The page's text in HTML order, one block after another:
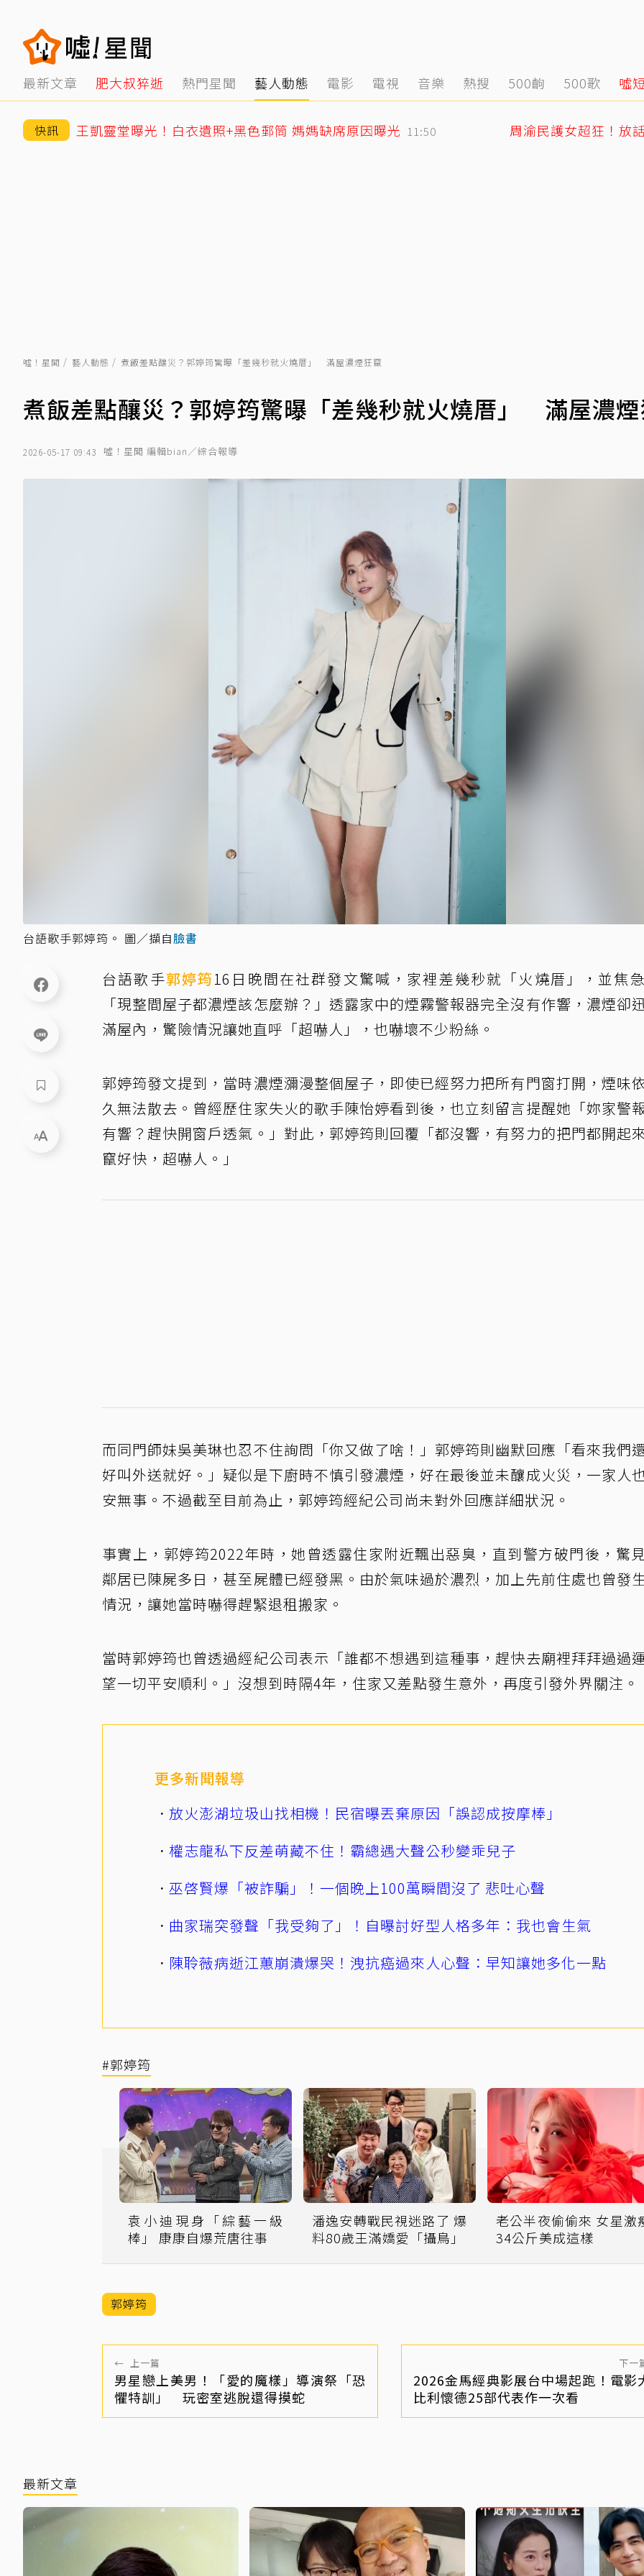
最新文章 肥大叔猝逝 熱門星聞 藝人動態 電影 電視 音樂 熱搜 500齣 500歌 噓
快訊 王凱靈堂曝光！白衣遺照+黑色郵筒 媽媽缺席原因曝光 11:50 周渝民護女超狂！放
噓！星聞 藝人動態 煮飯差點釀災？郭婷筠驚曝「差幾秒就火燒厝」 滿屋濃煙狂竄
煮飯差點釀災？郭婷筠驚曝「差幾秒就火燒厝」 滿屋濃
2026-05-17 09:43 噓！星聞 編輯bian／綜合報導
台語歌手郭婷筠。 圖／擷自臉書
台語歌手郭婷筠16日晚間在社群發文驚喊，家裡差幾秒就「火燒厝」，並焦
「現整間屋子都濃煙該怎麼辦？」透露家中的煙霧警報器完全沒有作響，濃煙卻
滿屋內，驚險情況讓她直呼「超嚇人」，也嚇壞不少粉絲。
郭婷筠發文提到，當時濃煙瀰漫整個屋子，即使已經努力把所有門窗打開，煙味
久無法散去。曾經歷住家失火的歌手陳怡婷看到後，也立刻留言提醒她「妳家警
有響？趕快開窗戶透氣。」對此，郭婷筠則回覆「都沒響，有努力的把門都開起
竄好快，超嚇人。」
而同門師妹吳美琳也忍不住詢問「你又做了啥！」郭婷筠則幽默回應「看來我們
好叫外送就好。」疑似是下廚時不慎引發濃煙，好在最後並未釀成火災，一家人
安無事。不過截至目前為止，郭婷筠經紀公司尚未對外回應詳細狀況。
事實上，郭婷筠2022年時，她曾透露住家附近飄出惡臭，直到警方破門後，驚
鄰居已陳屍多日，甚至屍體已經發黑。由於氣味過於濃烈，加上先前住處也曾發
情況，讓她當時嚇得趕緊退租搬家。
當時郭婷筠也曾透過經紀公司表示「誰都不想遇到這種事，趕快去廟裡拜拜過過
望一切平安順利。」沒想到時隔4年，住家又差點發生意外，再度引發外界關注。
更多新聞報導
放火澎湖垃圾山找相機！民宿曝丟棄原因「誤認成按摩棒」
權志龍私下反差萌藏不住！霸總遇大聲公秒變乖兒子
巫啓賢爆「被詐騙」！一個晚上100萬瞬間沒了 悲吐心聲
曲家瑞突發聲「我受夠了」！自曝討好型人格多年：我也會生氣
陳聆薇病逝江蕙崩潰爆哭！洩抗癌過來人心聲：早知讓她多化一點
#郭婷筠
袁小迪現身「綜藝一級
棒」 康康自爆荒唐往事
潘逸安轉戰民視迷路了 爆
料80歲王滿嬌愛「攝鳥」
老公半夜偷偷來 女星激
34公斤美成這樣
郭婷筠
← 上一篇
男星戀上美男！「愛的魔樣」導演祭「恐
懼特訓」 玩密室逃脫還得摸蛇
下一
2026金馬經典影展台中場起跑！電影
比利懷德25部代表作一次看
最新文章